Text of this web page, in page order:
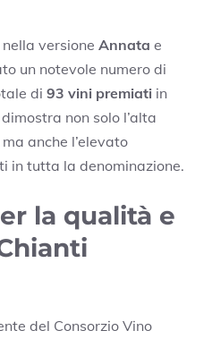
nella versione Annata e
un notevole numero di
di 93 vini premiati in
non solo l’alta
anche l’elevato
in tutta la denominazione.
la qualità e
del Consorzio Vino